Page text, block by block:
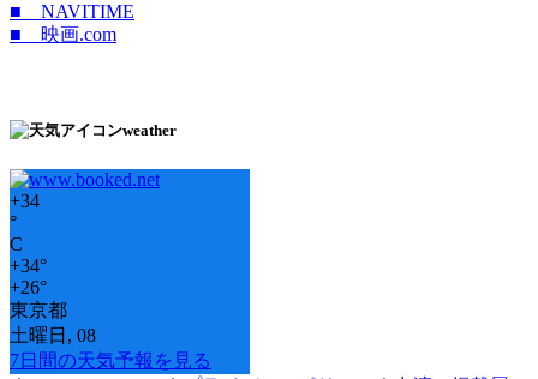
■ NAVITIME
■ 映画.com
weather
+34
°
C
+34°
+26°
東京都
土曜日, 08
7日間の天気予報を見る